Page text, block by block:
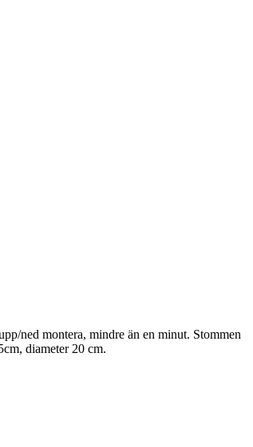
ned montera, mindre än en minut. Stommen
diameter 20 cm.